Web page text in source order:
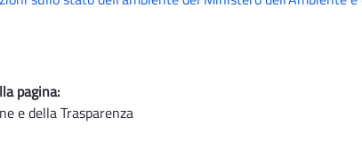
pagina:
e della Trasparenza